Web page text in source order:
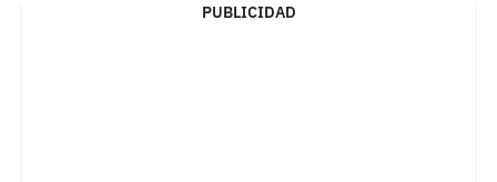
PUBLICIDAD